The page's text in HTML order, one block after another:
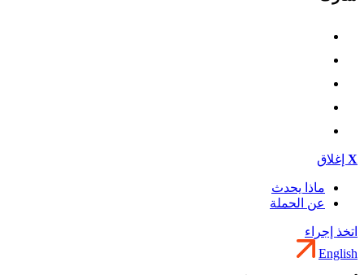
X إغلاق
ماذا يحدث
عن الحملة
اتخذ إجراء
English